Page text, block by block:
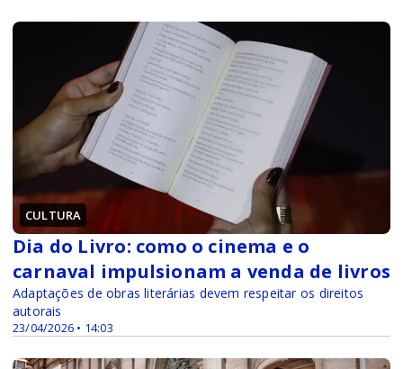
CULTURA
23/04/2026 • 14:03
Dia do Livro: como o cinema e o
carnaval impulsionam a venda de livros
Adaptações de obras literárias devem respeitar os direitos
autorais